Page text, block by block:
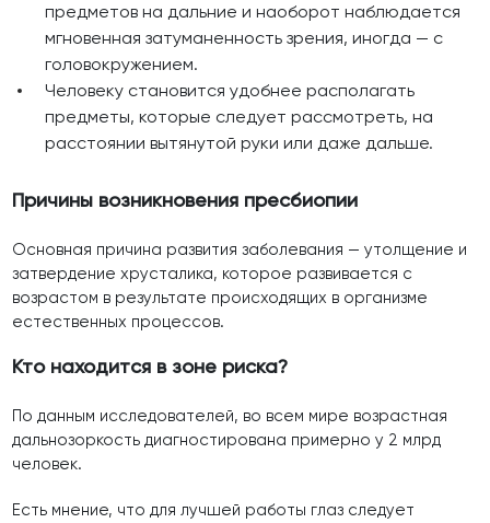
предметов на дальние и наоборот наблюдается
мгновенная затуманенность зрения, иногда — с
головокружением.
Человеку становится удобнее располагать
предметы, которые следует рассмотреть, на
расстоянии вытянутой руки или даже дальше.
Причины возникновения пресбиопии
Основная причина развития заболевания — утолщение и
затвердение хрусталика, которое развивается с
возрастом в результате происходящих в организме
естественных процессов.
Кто находится в зоне риска?
По данным исследователей, во всем мире возрастная
дальнозоркость диагностирована примерно у 2 млрд
человек.
Есть мнение, что для лучшей работы глаз следует